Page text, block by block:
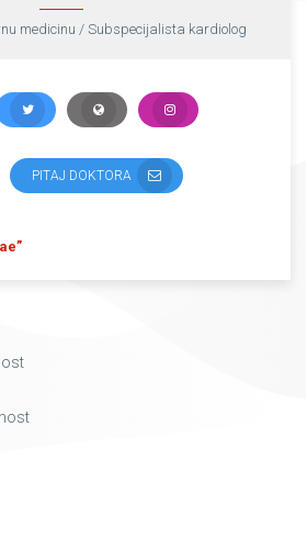
medicinu / Subspecijalista kardiolog
PITAJ DOKTORA